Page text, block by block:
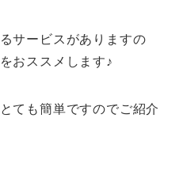
サービスがありますの
おススメします♪
ても簡単ですのでご紹介